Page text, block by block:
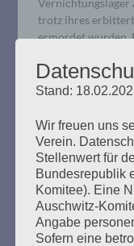
trotz ihres
ermordet wurden.
Holocaust-
Opferverbände
Stand:
Wir freuen uns
Verein.
Stellenwert für
Bundesrepublik
Komitee). Eine
Auschwitz-
Angabe
Sofern eine